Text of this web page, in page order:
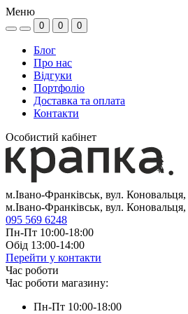
Меню
0 0 0
Блог
Про нас
Відгуки
Портфоліо
Доставка та оплата
Контакти
Особистий кабінет
м.Івано-Франківськ, вул.
м.Івано-Франківськ, вул.
095 569 6248
Пн-Пт 10:00-18:00
Обід 13:00-14:00
Перейти у контакти
Час роботи
Час роботи магазину:
Пн-Пт 10:00-18:00